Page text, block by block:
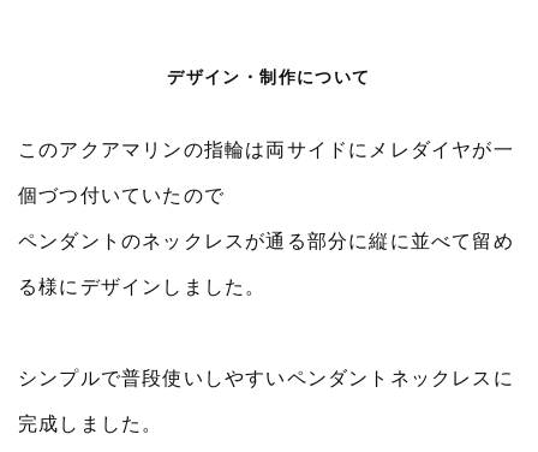
デザイン・制作について
このアクアマリンの指輪は両サイドにメレダイヤが一
個づつ付いていたので
ペンダントのネックレスが通る部分に縦に並べて留め
る様にデザインしました。
シンプルで普段使いしやすいペンダントネックレスに
完成しました。